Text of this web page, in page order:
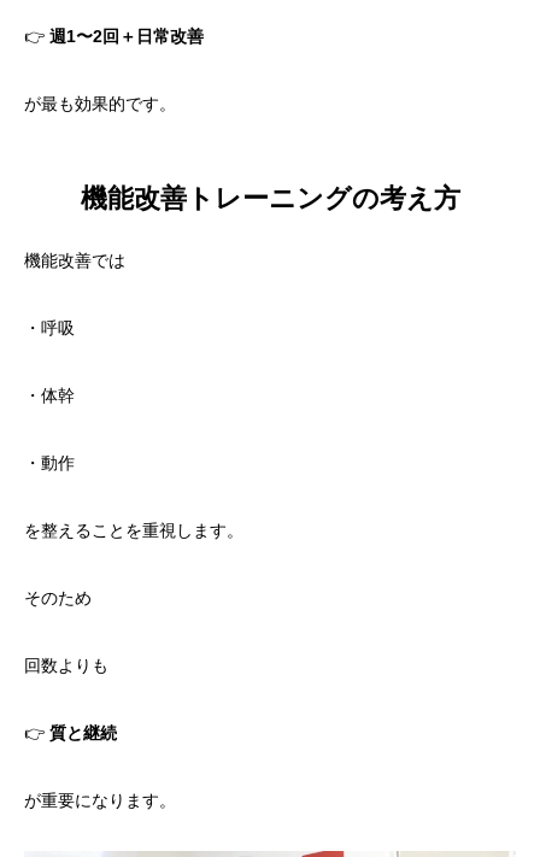
👉 週1〜2回＋日常改善
が最も効果的です。
機能改善トレーニングの考え方
機能改善では
・呼吸
・体幹
・動作
を整えることを重視します。
そのため
回数よりも
👉 質と継続
が重要になります。